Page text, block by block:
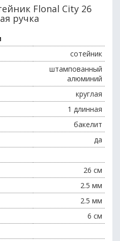
Flonal City 26
ручка
сотейник
штампованный
алюминий
круглая
1 длинная
бакелит
да
26 см
2.5 мм
2.5 мм
6 см